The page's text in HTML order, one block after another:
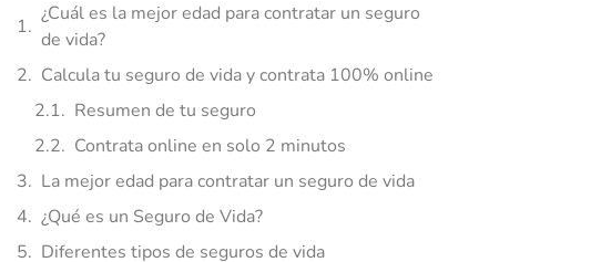
¿Cuál es la mejor edad para contratar un seguro
de vida?
Calcula tu seguro de vida y contrata 100% online
Resumen de tu seguro
Contrata online en solo 2 minutos
La mejor edad para contratar un seguro de vida
¿Qué es un Seguro de Vida?
Diferentes tipos de seguros de vida